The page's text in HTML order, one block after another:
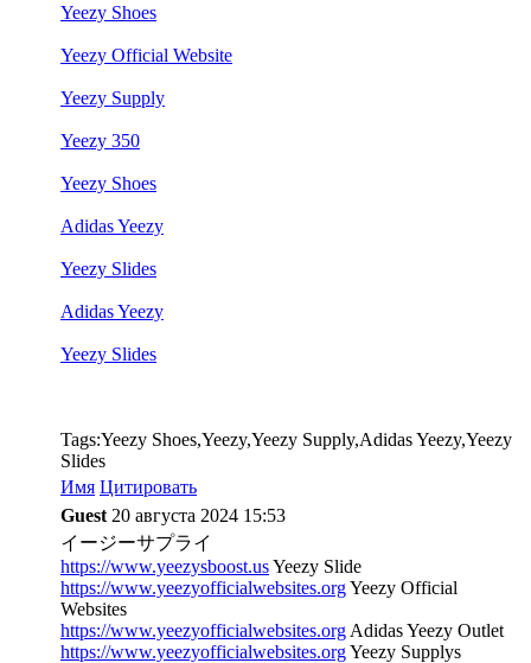
Yeezy Shoes
Yeezy Official Website
Yeezy Supply
Yeezy 350
Yeezy Shoes
Adidas Yeezy
Yeezy Slides
Adidas Yeezy
Yeezy Slides
Tags:Yeezy Shoes,Yeezy,Yeezy Supply,Adidas Yeezy,Yeezy
Slides
Имя Цитировать
Guest 20 августа 2024 15:53
イージーサプライ
https://www.yeezysboost.usYeezy Slide
https://www.yeezyofficialwebsites.orgYeezy Official
Websites
https://www.yeezyofficialwebsites.org Adidas Yeezy Outlet
https://www.yeezyofficialwebsites.orgYeezy Supplys